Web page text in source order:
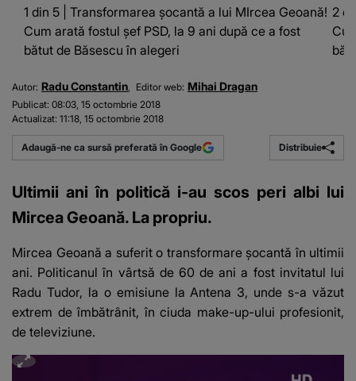
1 din 5 | Transformarea şocantă a lui MIrcea Geoană!
Cum arată fostul şef PSD, la 9 ani după ce a fost
bătut de Băsescu în alegeri
2
Autor: Radu Constantin Editor web: Mihai Dragan
Publicat: 08:03, 15 octombrie 2018
Actualizat: 11:18, 15 octombrie 2018
Adaugă-ne ca sursă preferată în Google Distribuie
Ultimii ani în politică i-au scos peri albi lui
Mircea Geoană. La propriu.
Mircea Geoană a suferit o transformare şocantă în ultimii
ani. Politicanul în vârtsă de 60 de ani a fost invitatul lui
Radu Tudor, la o emisiune la Antena 3, unde s-a văzut
extrem de îmbătrânit, în ciuda make-up-ului profesionit,
de televiziune.